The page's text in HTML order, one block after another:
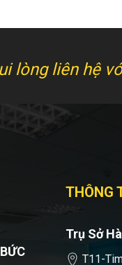
lòng liên hệ
THÔNG
Trụ Sở
T11-